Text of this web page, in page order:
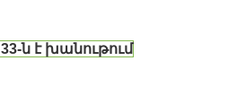
33-ն է խանութում